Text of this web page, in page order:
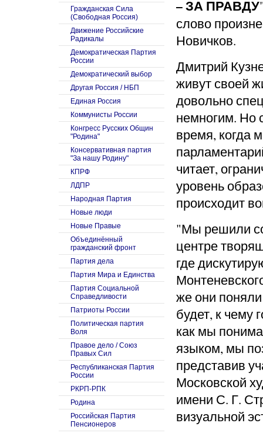
– ЗА ПРАВДУ
слово
Новичков.
Дмитрий
живут своей
довольно
немногим. Но
время, когда
читает,
уровень
происходит
"Мы решили
центре
где
же они
будет, к чему
как мы
языком, мы
представив
Московской
имени С. Г.
визуальной
Гражданская Сила
(Свободная Россия)
Движение Российские
Радикалы
Демократическая Партия
России
Демократический выбор
Другая Россия / НБП
Единая Россия
Коммунисты России
Конгресс Русских Общин
"Родина"
Консервативная партия
"За нашу Родину"
КПРФ
ЛДПР
Народная Партия
Новые люди
Новые Правые
Объединённый
гражданский фронт
Партия дела
Партия Мира и Единства
Партия Социальной
Справедливости
Патриоты России
Политическая партия
Воля
Правое дело / Союз
Правых Сил
Республиканская Партия
России
РКРП-РПК
Родина
Российская Партия
Пенсионеров